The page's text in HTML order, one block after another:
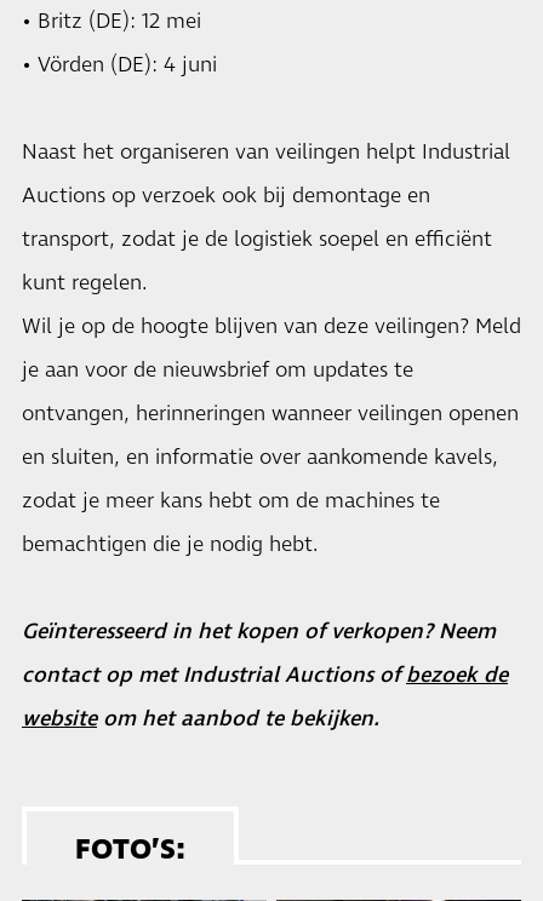
• Britz (DE): 12 mei
• Vörden (DE): 4 juni
Naast het organiseren van veilingen helpt Industrial
Auctions op verzoek ook bij demontage en
transport, zodat je de logistiek soepel en efficiënt
kunt regelen.
Wil je op de hoogte blijven van deze veilingen? Meld
je aan voor de nieuwsbrief om updates te
ontvangen, herinneringen wanneer veilingen openen
en sluiten, en informatie over aankomende kavels,
zodat je meer kans hebt om de machines te
bemachtigen die je nodig hebt.
Geïnteresseerd in het kopen of verkopen? Neem
contact op met Industrial Auctions ofbezoek de
websiteom het aanbod te bekijken.
FOTO’S: